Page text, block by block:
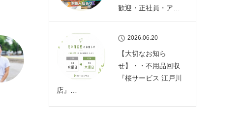
歓迎・正社員・ア…
2026.06.20
【大切なお知ら
せ】・・不用品回収
『桜サービス 江戸川
店』…